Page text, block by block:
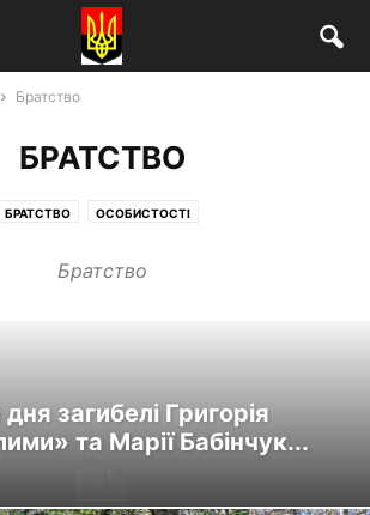
Братство
БРАТСТВО
БРАТСТВО ОСОБИСТОСТІ
Братство
загибелі Григорія
та Марії Бабінчук...